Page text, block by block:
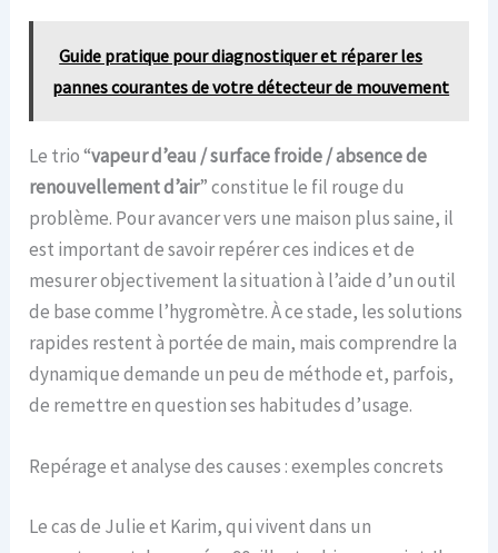
Guide pratique pour diagnostiquer et réparer les
pannes courantes de votre détecteur de mouvement
Le trio “vapeur d’eau / surface froide / absence de
renouvellement d’air” constitue le fil rouge du
problème. Pour avancer vers une maison plus saine, il
est important de savoir repérer ces indices et de
mesurer objectivement la situation à l’aide d’un outil
de base comme l’hygromètre. À ce stade, les solutions
rapides restent à portée de main, mais comprendre la
dynamique demande un peu de méthode et, parfois,
de remettre en question ses habitudes d’usage.
Repérage et analyse des causes : exemples concrets
Le cas de Julie et Karim, qui vivent dans un